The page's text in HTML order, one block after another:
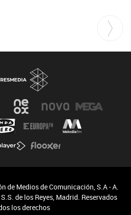
de Medios de Comunicación, S.A - A.
de los Reyes, Madrid. Reservados
los derechos